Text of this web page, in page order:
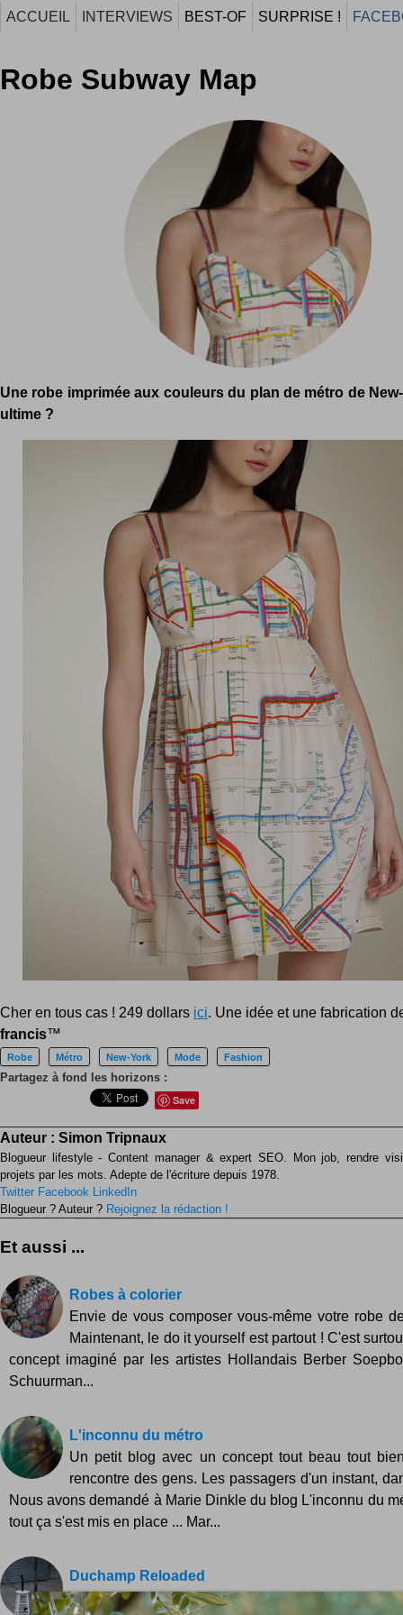
ACCUEIL INTERVIEWS BEST-OF SURPRISE !
Robe Subway Map
Une robe imprimée aux couleurs du plan de métro de
ultime ?
Cher en tous cas ! 249 dollars ici. Une idée et une fabrication
francis™
Robe Métro New-York Mode Fashion
Partagez à fond les horizons :
Save
Auteur : Simon Tripnaux
Blogueur lifestyle - Content manager & expert SEO. Mon job, rendre
projets par les mots. Adepte de l'écriture depuis 1978.
Twitter Facebook LinkedIn
Blogueur ? Auteur ? Rejoignez la rédaction !
Et aussi ...
Robes à colorier
Envie de vous composer vous-même votre robe
Maintenant, le do it yourself est partout ! C'est
concept imaginé par les artistes Hollandais Berber
Schuurman...
L'inconnu du métro
Un petit blog avec un concept tout beau tout
rencontre des gens. Les passagers d'un instant,
Nous avons demandé à Marie Dinkle du blog L'inconnu du
tout ça s'est mis en place ... Mar...
Duchamp Reloaded
Le projet Duchamp Reloaded propose de mettre